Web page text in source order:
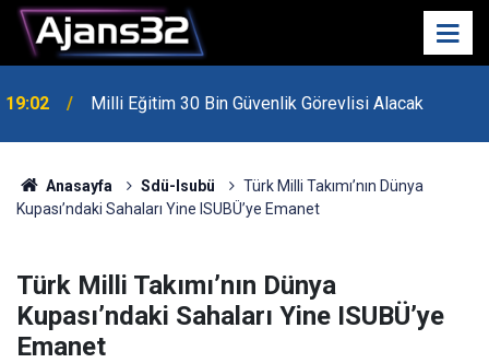
19:02 Milli Eğitim 30 Bin Güvenlik Görevlisi Alacak
Anasayfa Sdü-Isubü
Türk Milli Takımı’nın Dünya
Kupası’ndaki Sahaları Yine ISUBÜ’ye Emanet
Türk Milli Takımı’nın Dünya
Kupası’ndaki Sahaları Yine ISUBÜ’ye
Emanet